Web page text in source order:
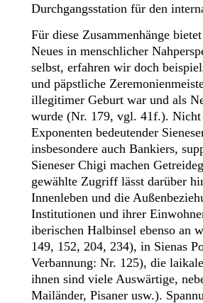
Durchgangsstation für den
Für diese Zusammenhänge
Neues in menschlicher
selbst, erfahren wir doch
und päpstliche
illegitimer Geburt war und als
wurde (Nr. 179, vgl. 41f.). Nicht
Exponenten bedeutender
insbesondere auch Bankiers,
Sieneser Chigi machen
gewählte Zugriff lässt darüber
Innenleben und die
Institutionen und ihrer
iberischen Halbinsel ebenso an
149, 152, 204, 234), in Sienas
Verbannung: Nr. 125), die
ihnen sind viele Auswärtige,
Mailänder, Pisaner usw.).